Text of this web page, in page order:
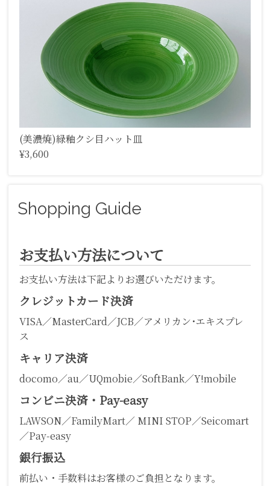
(美濃焼)緑釉クシ目ハット皿
¥3,600
Shopping Guide
お支払い方法について
お支払い方法は下記よりお選びいただけます。
クレジットカード決済
VISA／MasterCard／JCB／アメリカン･エキスプレ
ス
キャリア決済
docomo／au／UQmobie／SoftBank／Y!mobile
コンビニ決済・Pay-easy
LAWSON／FamilyMart／ MINI STOP／Seicomart
／Pay-easy
銀行振込
前払い・手数料はお客様のご負担となります。